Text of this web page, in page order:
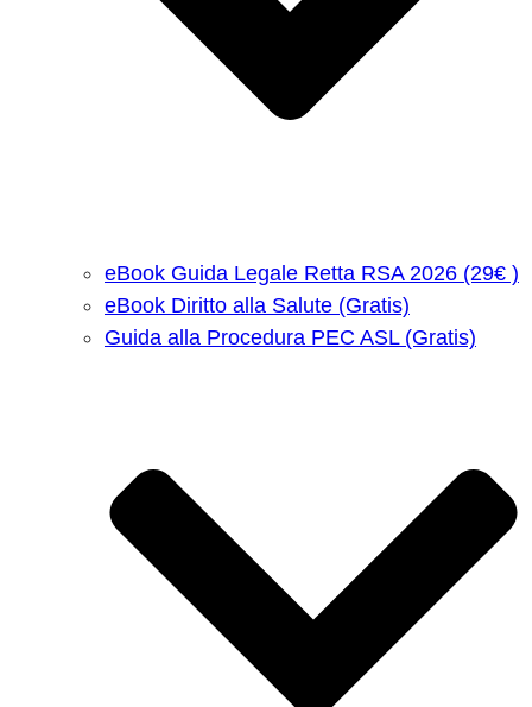
eBook Guida Legale Retta RSA 2026 (29€ )
eBook Diritto alla Salute (Gratis)
Guida alla Procedura PEC ASL (Gratis)